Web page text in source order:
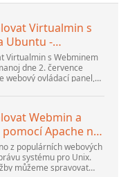
Virtualmin s
Ubuntu -
...Virtualmin s Webminem
dne 2. července
webový ovládací panel,
a sdílení souborů. Je
Webmin a
Apache na
...
z populárních webových
systému pro Unix.
můžeme spravovat